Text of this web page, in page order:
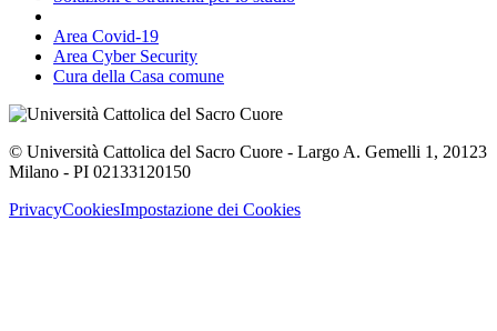
Area Covid-19
Area Cyber Security
Cura della Casa comune
© Università Cattolica del Sacro Cuore - Largo A. Gemelli 1, 20123
Milano - PI 02133120150
PrivacyCookiesImpostazione dei Cookies